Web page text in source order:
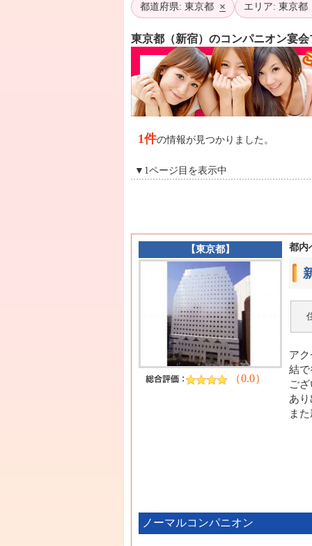
都道府県: 東京都 × エリア: 東京都
東京都（新宿）のコンパニオン宴
1件の情報が見つかりました。
▼1ページ目を表示中
【東京都】
（0.0）
都内
ア
結
ご
あり
ま
ノーマルコンパニオン